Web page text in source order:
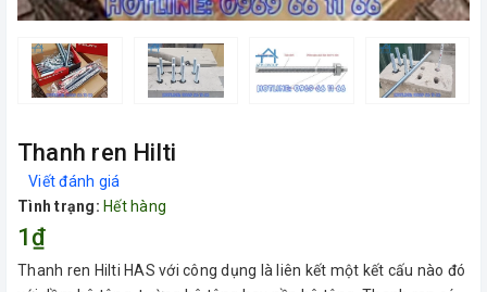
Thanh ren Hilti
Viết đánh giá
Tình trạng: Hết hàng
1₫
Thanh ren Hilti HAS với công dụng là liên kết một kết cấu nào đó